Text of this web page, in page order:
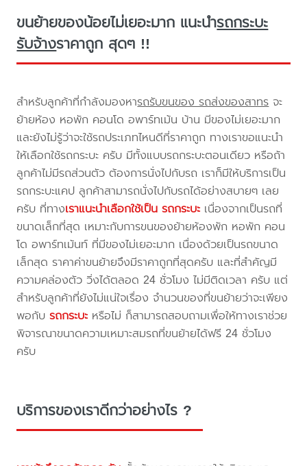
ขนย้ายของน้อยไม่เยอะมาก แนะนำรถกระบะ
รับจ้างราคาถูก สุดๆ !!
สำหรับลูกค้าที่กำลังมองหารถรับขนของ รถส่งของสาทร จะ
ย้ายห้อง หอพัก คอนโด อพาร์ทเม้น บ้าน มีของไม่เยอะมาก
และยังไม่รู้ว่าจะใช้รถประเภทไหนดีที่ราคาถูก ทางเราขอแนะนำ
ให้เลือกใช้รถกระบะ ครับ มีทั้งแบบรถกระบะตอนเดียว หรือถ้า
ลูกค้าไม่มีรถส่วนตัว ต้องการนั่งไปกับรถ เราก็มีให้บริการเป็น
รถกระบะแคป ลูกค้าสามารถนั่งไปกับรถได้อย่างสบายๆ เลย
ครับ ที่ทางเราแนะนำเลือกใช้เป็น รถกระบะ เนื่องจากเป็นรถที่
ขนาดเล็กที่สุด เหมาะกับการขนของย้ายห้องพัก หอพัก คอน
โด อพาร์ทเม้นท์ ที่มีของไม่เยอะมาก เนื่องด้วยเป็นรถขนาด
เล็กสุด ราคาค่าขนย้ายจึงมีราคาถูกที่สุดครับ และที่สำคัญมี
ความคล่องตัว วิ่งได้ตลอด 24 ชั่วโมง ไม่มีติดเวลา ครับ แต่
สำหรับลูกค้าที่ยังไม่แน่ใจเรื่อง จำนวนของที่ขนย้ายว่าจะเพียง
พอกับรถกระบะ หรือไม่ ก็สามารถสอบถามเพื่อให้ทางเราช่วย
พิจารณาขนาดความเหมาะสมรถที่ขนย้ายได้ฟรี 24 ชั่วโมง
ครับ
บริการของเราดีกว่าอย่างไร ?